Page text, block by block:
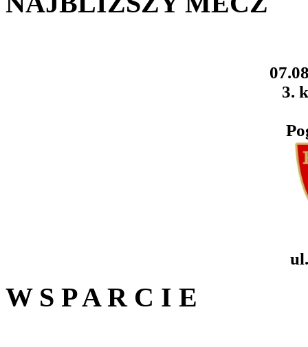
3.
W S P A R C I E